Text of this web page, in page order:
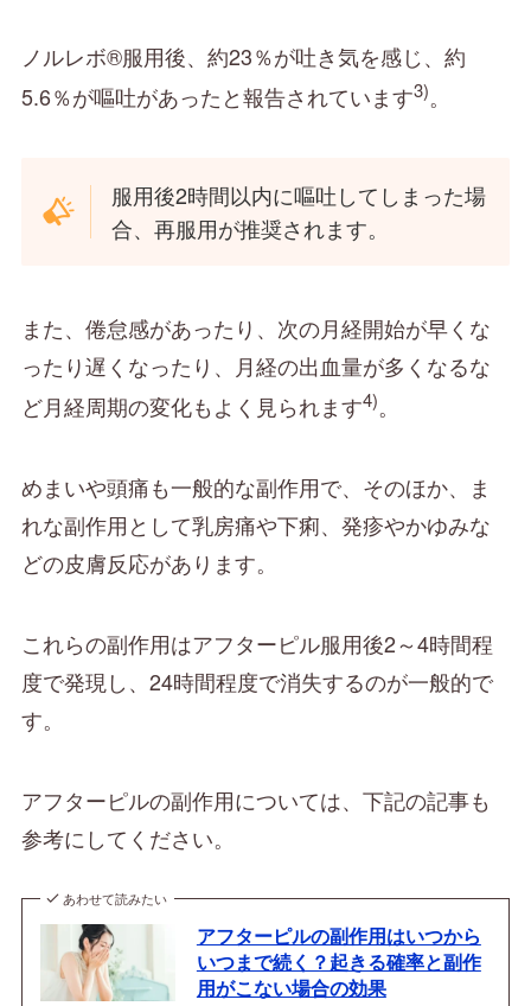
ノルレボ®服用後、約23％が吐き気を感じ、約
5.6％が嘔吐があったと報告されています3)。
服用後2時間以内に嘔吐してしまった場
合、再服用が推奨されます。
また、倦怠感があったり、次の月経開始が早くな
ったり遅くなったり、月経の出血量が多くなるな
ど月経周期の変化もよく見られます4)。
めまいや頭痛も一般的な副作用で、そのほか、ま
れな副作用として乳房痛や下痢、発疹やかゆみな
どの皮膚反応があります。
これらの副作用はアフターピル服用後2～4時間程
度で発現し、24時間程度で消失するのが一般的で
す。
アフターピルの副作用については、下記の記事も
参考にしてください。
あわせて読みたい
アフターピルの副作用はいつから
いつまで続く？起きる確率と副作
用がこない場合の効果